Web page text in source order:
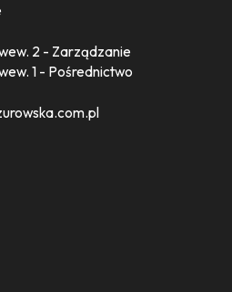
2 - Zarządzanie
1 - Pośrednictwo